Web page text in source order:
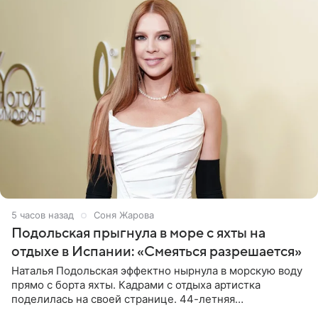
5 часов назад Соня Жарова
Подольская прыгнула в море с яхты на
отдыхе в Испании: «Смеяться разрешается»
Наталья Подольская эффектно нырнула в морскую воду
прямо с борта яхты. Кадрами с отдыха артистка
поделилась на своей странице. 44-летняя